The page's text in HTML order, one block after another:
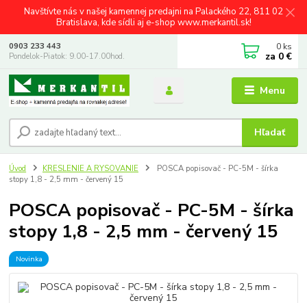
Navštívte nás v našej kamennej predajni na Palackého 22, 811 02
Bratislava, kde sídli aj e-shop www.merkantil.sk!
Menu
Hľadať
0903 233 443
Pondelok-Piatok: 9.00-17.00hod.
0 ks
za 0 €
Úvod KRESLENIE A RYSOVANIE
POSCA popisovač - PC-5M - šírka
stopy 1,8 - 2,5 mm - červený 15
POSCA popisovač - PC-5M - šírka
stopy 1,8 - 2,5 mm - červený 15
Novinka